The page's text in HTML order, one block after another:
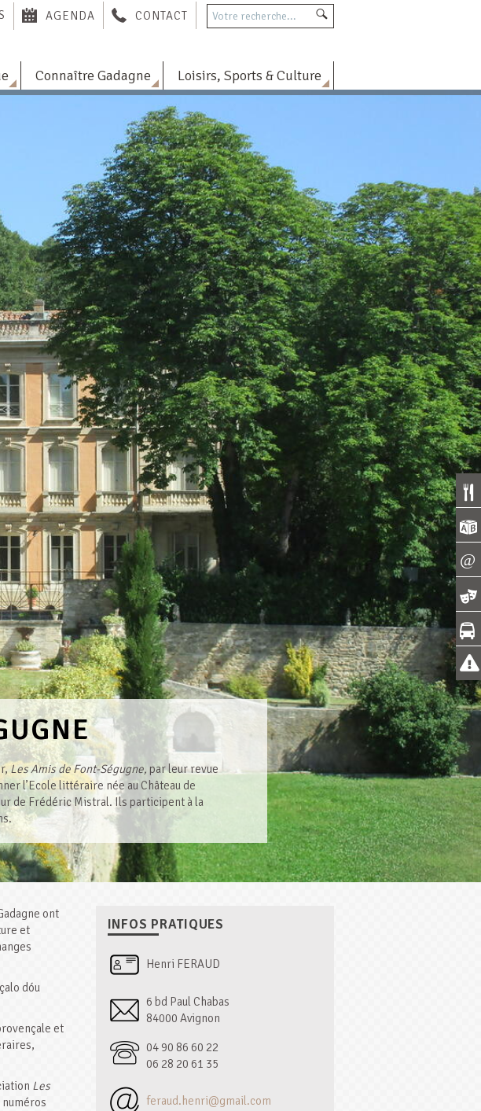
AGENDA CONTACT
Connaître Gadagne Loisirs, Sports & Culture
Les Amis de Font-Ségugne, par leur revue
l’Ecole littéraire née au Château de
de Frédéric Mistral. Ils participent à la
ont
et
dóu
et
Les
INFOS PRATIQUES
Henri FERAUD
6 bd Paul Chabas
84000 Avignon
04 90 86 60 22
06 28 20 61 35
feraud.henri@gmail.com